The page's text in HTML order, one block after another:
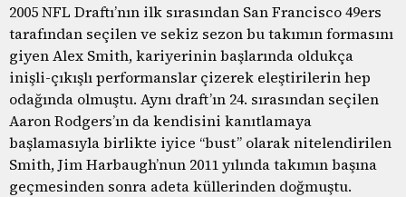
2005 NFL Draftı’nın ilk sırasından San Francisco 49ers
tarafından seçilen ve sekiz sezon bu takımın formasını
giyen Alex Smith, kariyerinin başlarında oldukça
inişli-çıkışlı performanslar çizerek eleştirilerin hep
odağında olmuştu. Aynı draft’ın 24. sırasından seçilen
Aaron Rodgers’ın da kendisini kanıtlamaya
başlamasıyla birlikte iyice “bust” olarak nitelendirilen
Smith, Jim Harbaugh’nun 2011 yılında takımın başına
geçmesinden sonra adeta küllerinden doğmuştu.